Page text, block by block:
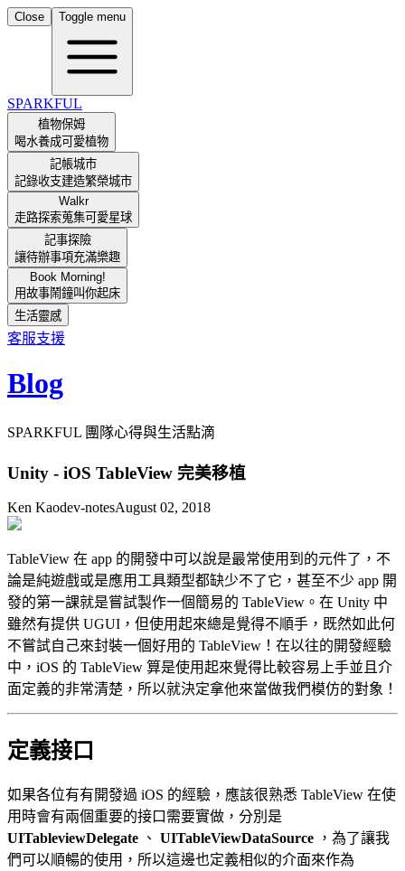
Close Toggle menu
SPARKFUL
植物保姆
喝水養成可愛植物
記帳城市
記錄收支建造繁榮城市
Walkr
走路探索蒐集可愛星球
記事探險
讓待辦事項充滿樂趣
Book Morning!
用故事鬧鐘叫你起床
生活靈感
客服支援
Blog
SPARKFUL 團隊心得與生活點滴
Unity - iOS TableView 完美移植
Ken Kaodev-notesAugust 02, 2018
TableView 在 app 的開發中可以說是最常使用到的元件了，不
論是純遊戲或是應用工具類型都缺少不了它，甚至不少 app 開
發的第一課就是嘗試製作一個簡易的 TableView。在 Unity 中
雖然有提供 UGUI，但使用起來總是覺得不順手，既然如此何
不嘗試自己來封裝一個好用的 TableView！在以往的開發經驗
中，iOS 的 TableView 算是使用起來覺得比較容易上手並且介
面定義的非常清楚，所以就決定拿他來當做我們模仿的對象！
定義接口
如果各位有有開發過 iOS 的經驗，應該很熟悉 TableView 在使
用時會有兩個重要的接口需要實做，分別是
UITableviewDelegate 、 UITableViewDataSource ，為了讓我
們可以順暢的使用，所以這邊也定義相似的介面來作為